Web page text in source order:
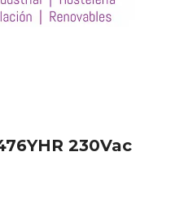
230Vac